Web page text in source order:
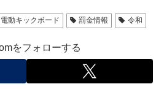
電動キックボード 罰金情報 令和
をフォローする